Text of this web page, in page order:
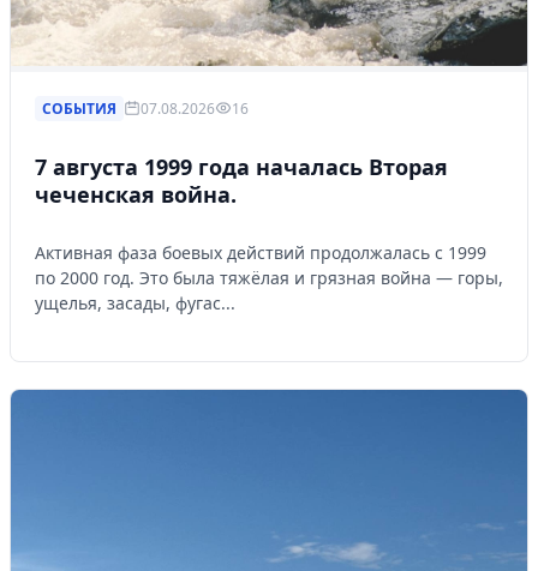
СОБЫТИЯ 07.08.2026 16
7 августа 1999 года началась Вторая
чеченская война.
Активная фаза боевых действий продолжалась с 1999
по 2000 год. Это была тяжёлая и грязная война — горы,
ущелья, засады, фугас...